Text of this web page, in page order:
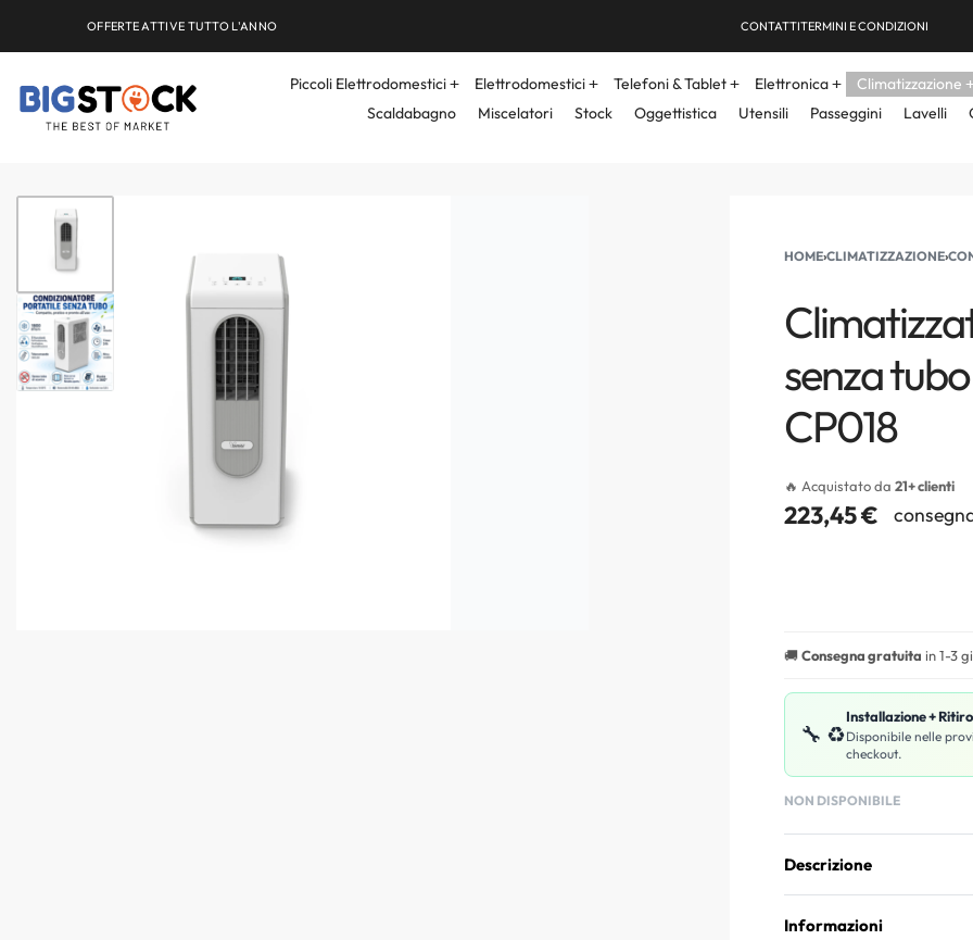
OFFERTE ATTIVE TUTTO L'ANNO CONTATTITERMINI E CONDIZIONI
Piccoli Elettrodomestici Elettrodomestici Telefoni & Tablet Elettronica Climatizzazione
Scaldabagno
Miscelatori Stock Oggettistica Utensili Passeggini Lavelli
HOME›CLIMATIZZAZIONE›
senza
CP018
🔥 Acquistato da 21+ clienti
223,45€
🚚Consegna gratuita in 1-3
🔧 ♻️
Installazione +
Disponibile nelle
checkout.
NON DISPONIBILE
Descrizione
Informazioni